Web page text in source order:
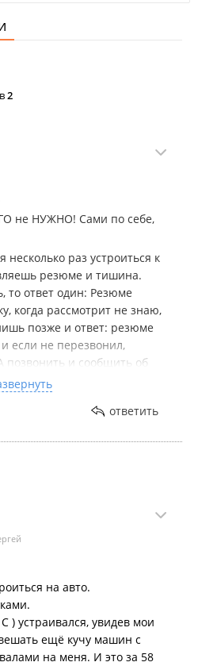
и других районов Приморья.
2
не НУЖНО! Сами по себе,
несколько раз устроиться к
резюме и тишина.
то ответ один: Резюме
когда рассмотрит не знаю,
позже и ответ: резюме
если не перезвонил,
позвонить и сообщить об
хватает. Это показатель
в частности. И
квалифицированным
свою премию получат в
ответить
на авто.
) устраивался, увидев мои
ещё кучу машин с
на меня. И это за 58